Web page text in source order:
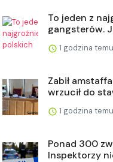
To jeden z
gangsterów.
1 godzina temu
Zabił
wrzucił do
1 godzina temu
Ponad 300
Inspektorzy